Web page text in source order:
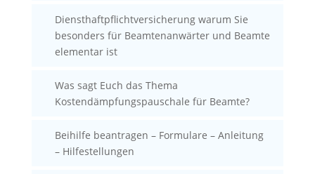
Diensthaftpflichtversicherung warum Sie
besonders für Beamtenanwärter und Beamte
elementar ist
Was sagt Euch das Thema
Kostendämpfungspauschale für Beamte?
Beihilfe beantragen – Formulare – Anleitung
– Hilfestellungen